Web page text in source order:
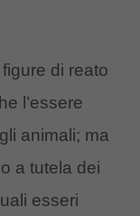
di reato
l’essere
animali; ma
a tutela dei
esseri